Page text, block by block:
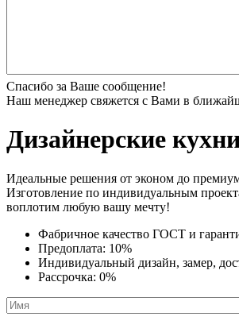
Спасибо за Ваше сообщение!
Наш менеджер свяжется с Вами в
Дизайнерские
Идеальные решения от эконом до
Изготовление по индивидуальным
воплотим любую вашу мечту!
Фабричное качество ГОСТ и
Предоплата: 10%
Индивидуальный дизайн, замер,
Рассрочка: 0%